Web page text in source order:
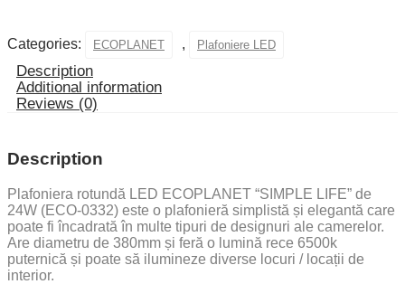
Categories: ECOPLANET , Plafoniere LED
Description
Additional information
Reviews (0)
Description
Plafoniera rotundă LED ECOPLANET “SIMPLE LIFE” de
24W (ECO-0332) este o plafonieră simplistă și elegantă care
poate fi încadrată în multe tipuri de designuri ale camerelor.
Are diametru de 380mm și feră o lumină rece 6500k
puternică și poate să ilumineze diverse locuri / locații de
interior.